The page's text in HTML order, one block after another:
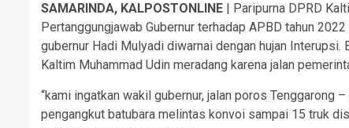
SAMARINDA, KALPOSTONLINE | Paripurna DPRD
Pertanggungjawab Gubernur terhadap APBD tahun
gubernur Hadi Mulyadi diwarnai dengan hujan
Kaltim Muhammad Udin meradang karena jalan
“kami ingatkan wakil gubernur, jalan poros Tenggarong
pengangkut batubara melintas konvoi sampai 15 truk